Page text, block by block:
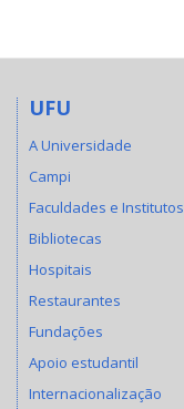
UFU
A Universidade
Campi
Faculdades e Institutos
Bibliotecas
Hospitais
Restaurantes
Fundações
Apoio estudantil
Internacionalização